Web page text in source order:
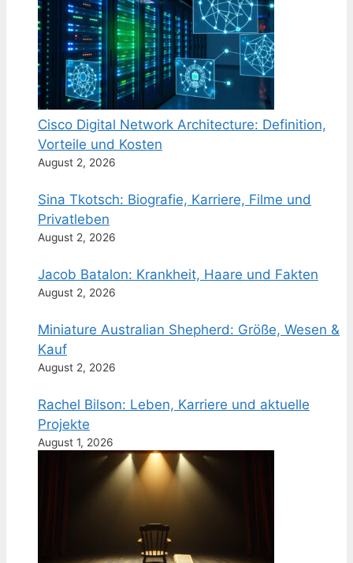
Cisco Digital Network Architecture: Definition,
Vorteile und Kosten
August 2, 2026
Sina Tkotsch: Biografie, Karriere, Filme und
Privatleben
August 2, 2026
Jacob Batalon: Krankheit, Haare und Fakten
August 2, 2026
Miniature Australian Shepherd: Größe, Wesen &
Kauf
August 2, 2026
Rachel Bilson: Leben, Karriere und aktuelle
Projekte
August 1, 2026